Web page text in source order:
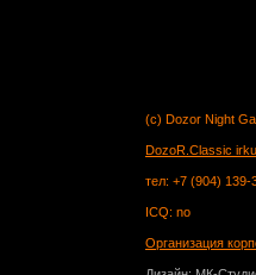
(c) Dozor Night
DozoR.Classic
тел: +7 (904) 139-
ICQ: no
Организация